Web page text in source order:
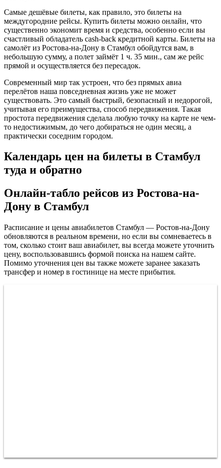
Самые дешёвые билеты, как правило, это билеты на
междугородние рейсы. Купить билеты можно онлайн, что
существенно экономит время и средства, особенно если вы
счастливый обладатель cash-back кредитной карты. Билеты на
самолёт из Ростова-на-Дону в Стамбул обойдутся вам, в
небольшую сумму, а полет займёт 1 ч. 35 мин., сам же рейс
прямой и осуществляется без пересадок.
Современный мир так устроен, что без прямых авиа
перелётов наша повседневная жизнь уже не может
существовать. Это самый быстрый, безопасный и недорогой,
учитывая его преимущества, способ передвижения. Такая
простота передвижения сделала любую точку на карте не чем-
то недостижимым, до чего добираться не один месяц, а
практически соседним городом.
Календарь цен на билеты в Стамбул
туда и обратно
Онлайн-табло рейсов из Ростова-на-
Дону в Стамбул
Расписание и цены авиабилетов Стамбул — Ростов-на-Дону
обновляются в реальном времени, но если вы сомневаетесь в
том, сколько стоит ваш авиабилет, вы всегда можете уточнить
цену, воспользовавшись формой поиска на нашем сайте.
Помимо уточнения цен вы также можете заранее заказать
трансфер и номер в гостинице на месте прибытия.